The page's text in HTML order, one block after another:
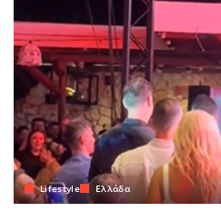
Lifestyle Ελλάδα